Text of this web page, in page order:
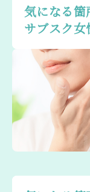
気になる
サブスク女